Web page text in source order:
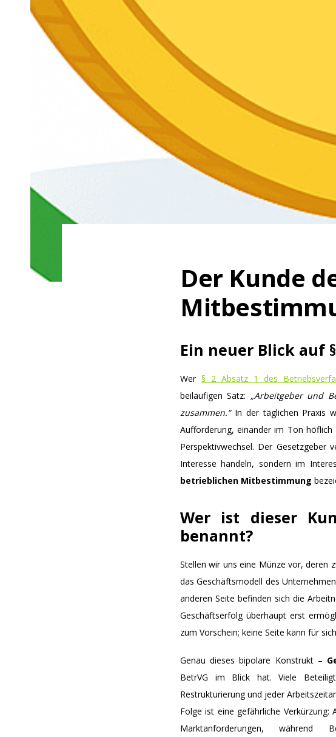
Der Kunde
Ein neuer Blick auf
Wer§ 2 Absatz 1 des
beiläufigen Satz: „Arbeitgeber und
zusammen.“In der täglichen Praxis
Aufforderung, einander im Ton
Perspektivwechsel. Der Gesetzgeber
Interesse handeln, sondern im
betrieblichen Mitbestimmung
Wer ist dieser
benannt?
Stellen wir uns eine Münze vor, deren
das Geschäftsmodell des
anderen Seite befinden sich die
Geschäftserfolg überhaupt erst
zum Vorschein; keine Seite kann für
Genau dieses bipolare Konstrukt –
BetrVG im Blick hat. Viele
Restrukturierung und jeder
Folge ist eine gefährliche
Marktanforderungen, während